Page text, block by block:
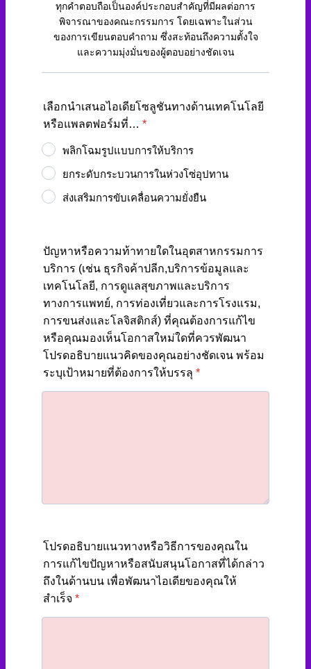
ทุกคำตอบถือเป็นองค์ประกอบสำคัญที่มีผลต่อการ
พิจารณาของคณะกรรมการ โดยเฉพาะในส่วน
ของการเขียนตอบคำถาม ซึ่งสะท้อนถึงความตั้งใจ
และความมุ่งมั่นของผู้ตอบอย่างชัดเจน
เลือกนำเสนอไอเดียโซลูชันทางด้านเทคโนโลยี
หรือแพลตฟอร์มที่… *
พลิกโฉมรูปแบบการให้บริการ
ยกระดับกระบวนการในห่วงโซ่อุปทาน
ส่งเสริมการขับเคลื่อนความยั่งยืน
ปัญหาหรือความท้าทายใดในอุตสาหกรรมการ
บริการ (เช่น ธุรกิจค้าปลีก,บริการข้อมูลและ
เทคโนโลยี, การดูแลสุขภาพและบริการ
ทางการแพทย์, การท่องเที่ยวและการโรงแรม,
การขนส่งและโลจิสติกส์) ที่คุณต้องการแก้ไข
หรือคุณมองเห็นโอกาสใหม่ใดที่ควรพัฒนา
โปรดอธิบายแนวคิดของคุณอย่างชัดเจน พร้อม
ระบุเป้าหมายที่ต้องการให้บรรลุ *
โปรดอธิบายแนวทางหรือวิธีการของคุณใน
การแก้ไขปัญหาหรือสนับสนุนโอกาสที่ได้กล่าว
ถึงในด้านบน เพื่อพัฒนาไอเดียของคุณให้
สำเร็จ *